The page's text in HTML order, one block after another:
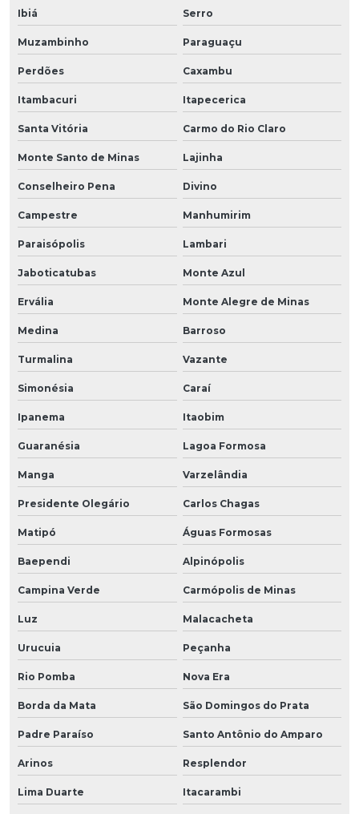
Ibiá Serro
Muzambinho Paraguaçu
Perdões Caxambu
Itambacuri Itapecerica
Santa Vitória Carmo do Rio Claro
Monte Santo de Minas Lajinha
Conselheiro Pena Divino
Campestre Manhumirim
Paraisópolis Lambari
Jaboticatubas Monte Azul
Ervália Monte Alegre de Minas
Medina Barroso
Turmalina Vazante
Simonésia Caraí
Ipanema Itaobim
Guaranésia Lagoa Formosa
Manga Varzelândia
Presidente Olegário Carlos Chagas
Matipó Águas Formosas
Baependi Alpinópolis
Campina Verde Carmópolis de Minas
Luz Malacacheta
Urucuia Peçanha
Rio Pomba Nova Era
Borda da Mata São Domingos do Prata
Padre Paraíso Santo Antônio do Amparo
Arinos Resplendor
Lima Duarte Itacarambi